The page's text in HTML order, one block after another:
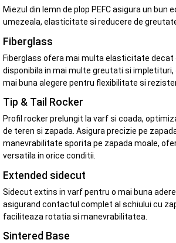
Miezul din lemn de plop PEFC asigura un bun
umezeala, elasticitate si reducere de
Fiberglass
Fiberglass ofera mai multa elasticitate decat
disponibila in mai multe greutati si impletituri,
mai buna alegere pentru flexibilitate si
Tip & Tail Rocker
Profil rocker prelungit la varf si coada,
de teren si zapada. Asigura precizie pe
manevrabilitate sporita pe zapada moale,
versatila in orice conditii.
Extended sidecut
Sidecut extins in varf pentru o mai buna
asigurand contactul complet al schiului cu
faciliteaza rotatia si manevrabilitatea.
Sintered Base